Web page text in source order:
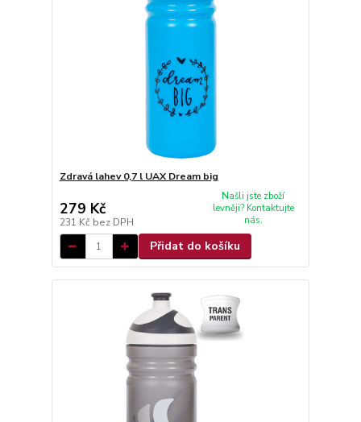
Zdravá lahev 0,7 l UAX Dream big
279 Kč
231 Kč bez DPH
Našli jste zboží
levněji? Kontaktujte
nás.
Přidat do košíku